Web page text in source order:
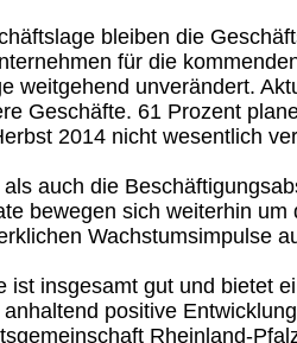
bleiben die
für die
weitgehend unverändert.
Geschäfte. 61 Prozent
2014 nicht wesentlich
auch die
bewegen sich weiterhin
Wachstumsimpulse
ist insgesamt gut und bietet
positive
Rheinland-